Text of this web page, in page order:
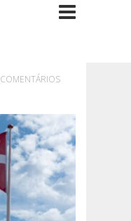
COMENTÁRIOS